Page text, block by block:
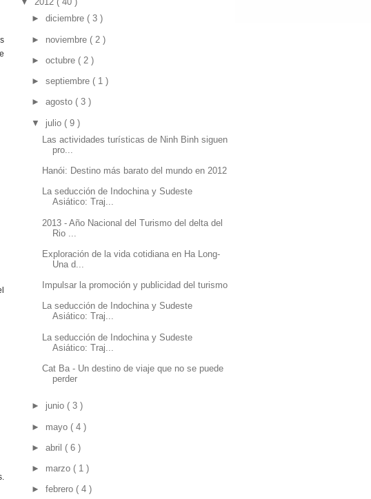
► diciembre ( 3 )
► noviembre ( 2 )
► octubre ( 2 )
► septiembre ( 1 )
► agosto ( 3 )
▼ julio ( 9 )
Las actividades turísticas de Ninh Binh siguen
pro...
Hanói: Destino más barato del mundo en 2012
La seducción de Indochina y Sudeste
Asiático: Traj...
2013 - Año Nacional del Turismo del delta del
Rio ...
Exploración de la vida cotidiana en Ha Long-
Una d...
Impulsar la promoción y publicidad del turismo
La seducción de Indochina y Sudeste
Asiático: Traj...
La seducción de Indochina y Sudeste
Asiático: Traj...
Cat Ba - Un destino de viaje que no se puede
perder
► junio ( 3 )
► mayo ( 4 )
► abril ( 6 )
► marzo ( 1 )
► febrero ( 4 )